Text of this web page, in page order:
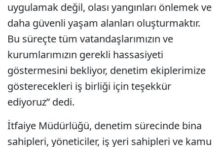
uygulamak değil, olası yangınları önlemek ve
daha güvenli yaşam alanları oluşturmaktır.
Bu süreçte tüm vatandaşlarımızın ve
kurumlarımızın gerekli hassasiyeti
göstermesini bekliyor, denetim ekiplerimize
gösterecekleri iş birliği için teşekkür
ediyoruz” dedi.
İtfaiye Müdürlüğü, denetim sürecinde bina
sahipleri, yöneticiler, iş yeri sahipleri ve kamu